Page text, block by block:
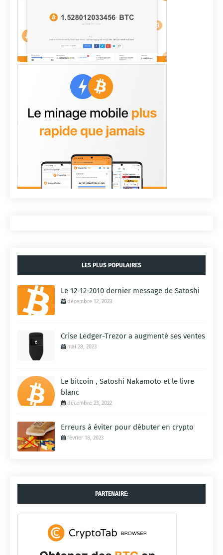
LES PLUS POPULAIRES
Le 12-12-2010 dernier message de Satoshi
décembre 12, 2023
Crise Ledger-Trezor a augmenté ses ventes
mai 28, 2023
Le bitcoin , Satoshi Nakamoto et le livre
blanc
décembre 23, 2022
Erreurs à éviter pour débuter en crypto
février 18, 2023
PARTENAIRE: